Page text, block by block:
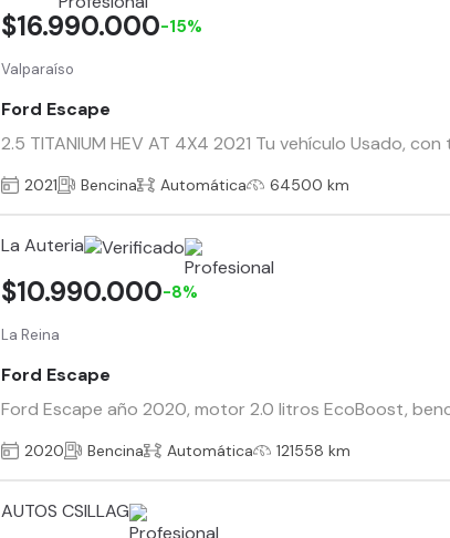
Valparaíso
Ford Escape
2.5 TITANIUM HEV AT 4X4 2021 Tu vehículo Usado,
$16.990.000-15%
2021 Bencina Automática 64500 km
La Auteria
La Reina
Ford Escape
Ford Escape año 2020, motor 2.0 litros EcoBoost,
$10.990.000-8%
2020 Bencina Automática 121558 km
AUTOS CSILLAG